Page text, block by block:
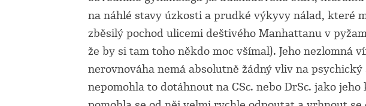
na náhlé stavy úzkosti a prudké výkyvy nálad, které
zběsilý pochod ulicemi deštivého Manhattanu v
že by si tam toho někdo moc všímal). Jeho nezlomná
nerovnováha nemá absolutně žádný vliv na
nepomohla to dotáhnout na CSc. nebo DrSc. jako